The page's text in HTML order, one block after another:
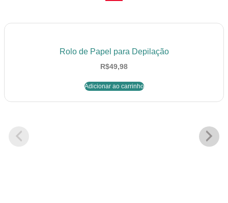
Rolo de Papel para Depilação
R$49,98
Adicionar ao carrinho